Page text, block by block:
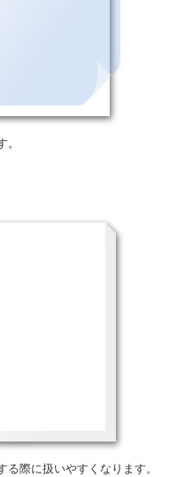
際に扱いやすくなります。